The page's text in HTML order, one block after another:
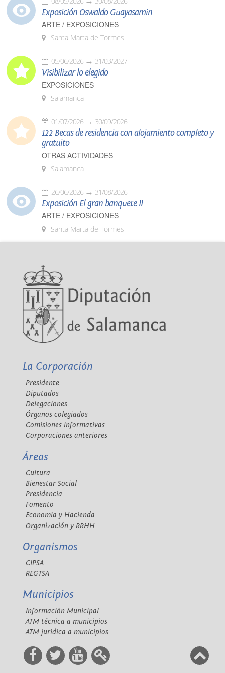
Exposición Oswaldo Guayasamín
ARTE / EXPOSICIONES
Santa Marta de Tormes
05/06/2026 31/03/2027
Visibilizar lo elegido
EXPOSICIONES
Salamanca
01/07/2026 30/09/2026
122 Becas de residencia con alojamiento completo y
gratuito
OTRAS ACTIVIDADES
Salamanca
26/06/2026 31/08/2026
Exposición El gran banquete II
ARTE / EXPOSICIONES
Santa Marta de Tormes
La Corporación
Presidente
Diputados
Delegaciones
Órganos colegiados
Comisiones informativas
Corporaciones anteriores
Áreas
Cultura
Bienestar Social
Presidencia
Fomento
Economía y Hacienda
Organización y RRHH
Organismos
CIPSA
REGTSA
Municipios
Información Municipal
ATM técnica a municipios
ATM jurídica a municipios